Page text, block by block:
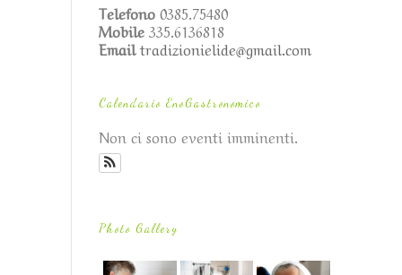
Telefono 0385.75480
Mobile 335.6136818
Email tradizionielide@gmail.com
Calendario EnoGastronomico
Non ci sono eventi imminenti.
Photo Gallery